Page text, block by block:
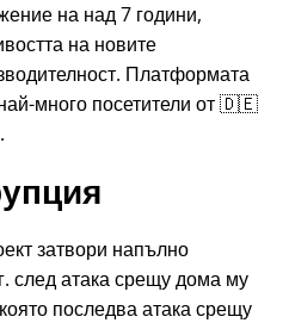
на над 7 години,
на новите
Платформата
много посетители от 🇩🇪
затвори напълно
след атака срещу дома му
последва атака срещу